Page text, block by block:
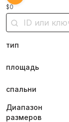
$0
тип
площадь
спальни
Диапазон
размеров